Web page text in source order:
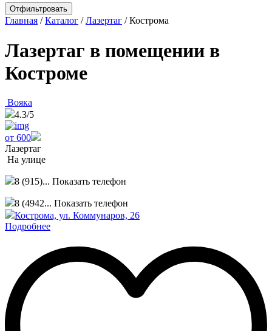
Главная /Каталог /Лазертаг /Кострома
Лазертаг в помещении в
Костроме
Вояка
4.3/5
от 600
Лазертаг
На улице
8 (915)... Показать телефон
8 (4942... Показать телефон
Кострома, ул. Коммунаров, 26
Подробнее